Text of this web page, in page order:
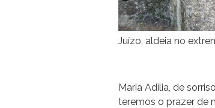
Juízo, aldeia no
Maria Adília, de
teremos o prazer de